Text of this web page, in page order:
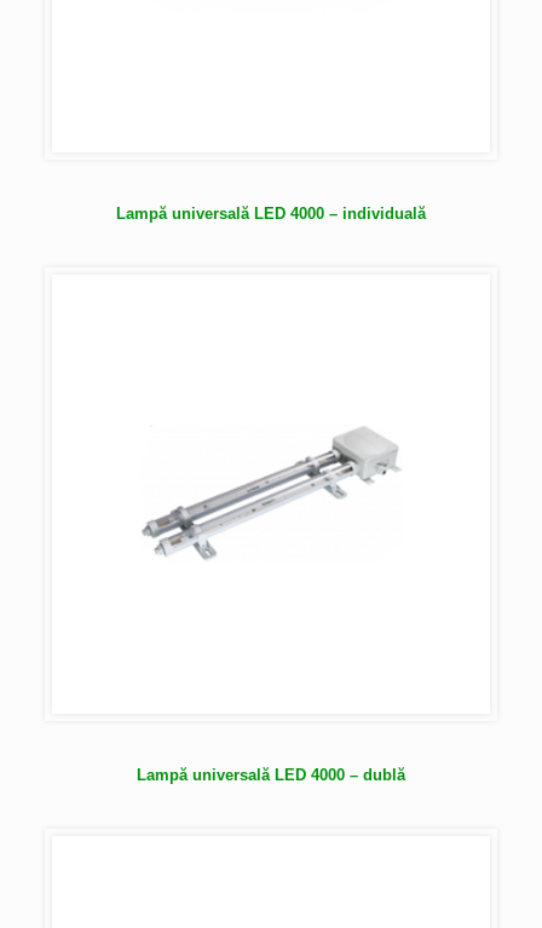
Lampă universală LED 4000 – individuală
Lampă universală LED 4000 – dublă